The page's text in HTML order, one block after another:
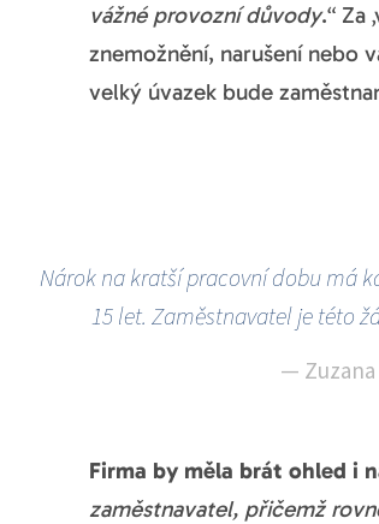
vážné provozní důvody.“ Za
znemožnění, narušení nebo
velký úvazek bude
Nárok na kratší pracovní dobu má
15 let. Zaměstnavatel je této
—
Firma by měla brát ohled i
zaměstnavatel, přičemž